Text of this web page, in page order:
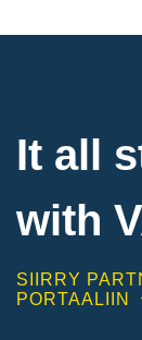
It all
with
SIIRRY
PORTAALIIN